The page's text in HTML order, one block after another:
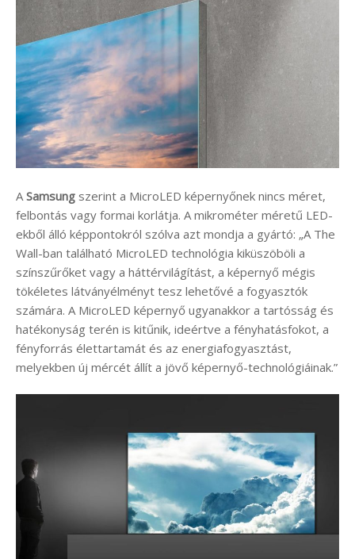
A Samsung szerint a MicroLED képernyőnek nincs méret,
felbontás vagy formai korlátja. A mikrométer méretű LED-
ekből álló képpontokról szólva azt mondja a gyártó: „A The
Wall-ban található MicroLED technológia kiküszöböli a
színszűrőket vagy a háttérvilágítást, a képernyő mégis
tökéletes látványélményt tesz lehetővé a fogyasztók
számára. A MicroLED képernyő ugyanakkor a tartósság és
hatékonyság terén is kitűnik, ideértve a fényhatásfokot, a
fényforrás élettartamát és az energiafogyasztást,
melyekben új mércét állít a jövő képernyő-technológiáinak.”